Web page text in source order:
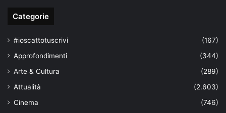
Categorie
#ioscattotuscrivi
(167)
Approfondimenti
(344)
Arte & Cultura
(289)
Attualità
(2.603)
Cinema
(746)